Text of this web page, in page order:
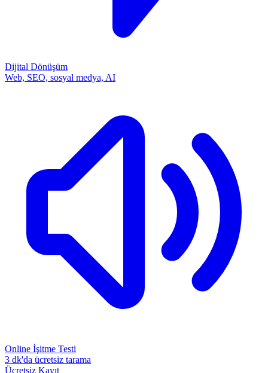
Dijital Dönüşüm
Web, SEO, sosyal medya, AI
Online İşitme Testi
3 dk'da ücretsiz tarama
Ücretsiz Kayıt